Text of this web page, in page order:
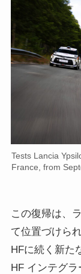
Tests Lancia
France, from
この復帰は、
て位置づけら
HFに続く新た
HF インテグ